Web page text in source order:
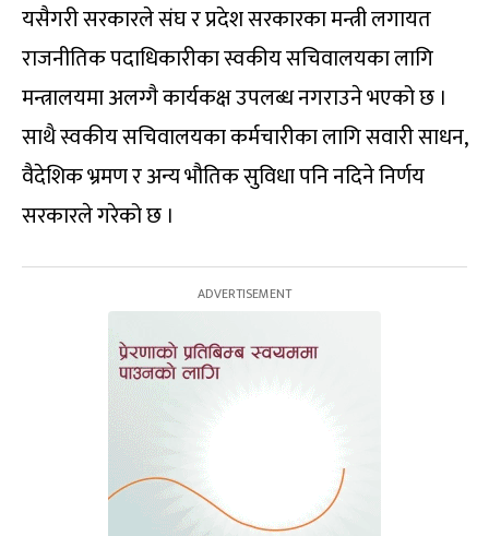
यसैगरी सरकारले संघ र प्रदेश सरकारका मन्त्री लगायत
राजनीतिक पदाधिकारीका स्वकीय सचिवालयका लागि
मन्त्रालयमा अलग्गै कार्यकक्ष उपलब्ध नगराउने भएको छ ।
साथै स्वकीय सचिवालयका कर्मचारीका लागि सवारी साधन,
वैदेशिक भ्रमण र अन्य भौतिक सुविधा पनि नदिने निर्णय
सरकारले गरेको छ ।